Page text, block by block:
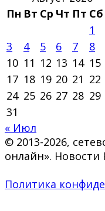
Пн Вт Ср Чт Пт Сб
1
3
4 5 6 7 8
10 11 12 13 14 15
17 18 19 20 21 22
24 25 26 27 28 29
31
« Июл
© 2013-2026,
онлайн».
Политика